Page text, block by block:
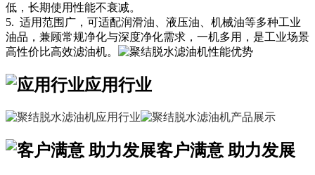
低，长期使用性能不衰减。
5. 适用范围广，可适配润滑油、液压油、机械油等多种工业
油品，兼顾常规净化与深度净化需求，一机多用，是工业场景
高性价比高效滤油机。
应用行业
客户满意 助力发展